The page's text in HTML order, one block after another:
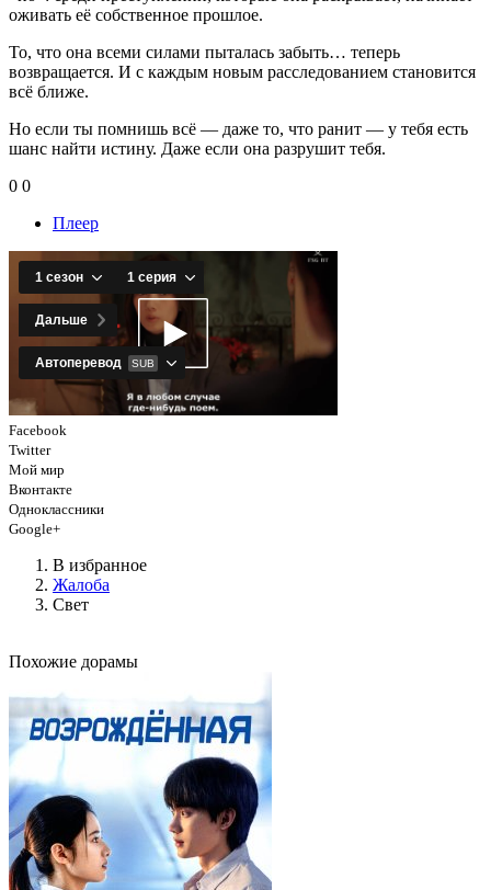
оживать её собственное прошлое.
То, что она всеми силами пыталась забыть… теперь
возвращается. И с каждым новым расследованием становится
всё ближе.
Но если ты помнишь всё — даже то, что ранит — у тебя есть
шанс найти истину. Даже если она разрушит тебя.
0 0
Плеер
Facebook
Twitter
Мой мир
Вконтакте
Одноклассники
Google+
В избранное
Жалоба
Свет
Похожие дорамы